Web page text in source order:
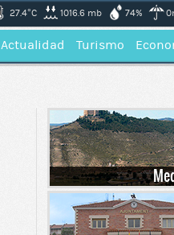
27.4°C 1016.6 mb 74%
Actualidad Turismo